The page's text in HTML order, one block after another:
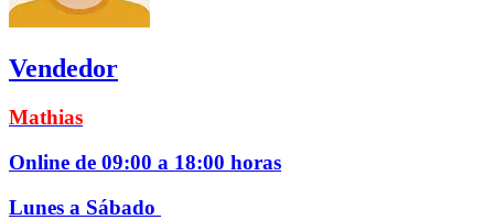
Vendedor
Mathias
Online de 09:00 a 18:00 horas
Lunes a Sábado